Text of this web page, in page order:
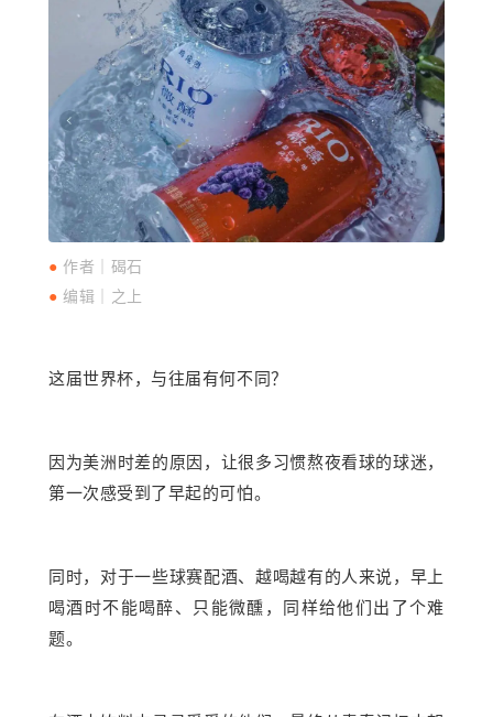
●作者｜ 碣石
●编辑 ｜之上
这届世界杯，与往届有何不同？
因为美洲时差的原因，让很多习惯熬夜看球的球迷，
第一次感受到了早起的可怕。
同时，对于一些球赛配酒、越喝越有的人来说，早上
喝酒时不能喝醉、只能微醺，同样给他们出了个难
题。